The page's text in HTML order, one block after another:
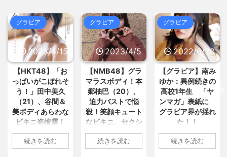
【謎】広末涼子さんが地上波にス
ピード復帰できる理由、誰にも分... /
おまとめ : おすすめ NEW! (8/7 09:05)
ゲームの「荒らし行為」、その多
くは”誤解”と”自警行為”の連... / おま
とめ : おすすめ
NEW! (8/7 08:34)
友達「お前の彼女ブッサイク過ぎ
やろｗｗ」ワイ「だよなｗｗｗさ... /
おまとめ : おすすめ NEW! (8/7 08:07)
【信長の野望・新生】米問屋をど
ういう時にどこに建てるのかわか... /
(8/29 00:02)
安倍国葬たったの2.5億円に批判
09:53)
きゃりーぱみゅぱみゅ、本名をさ
らりと告白 芸名の由来も明かす /
5chまとめMAP(総合) NEW! (8/7
09:21)
【動画】
2万回 続編の望みが完
全に絶たれた不遇の名作6選 / 5chま
とめMAP(総合)
NEW! (8/7 09:15)
韓国人「韓国人の日本への好感度
が最高記録を達成した理由」 / 5chま
とめMAP(総合) NEW! (8/7 09:13)
米、10kg5,000円ｗｗｗｗｗｗ /
5chまとめMAP(総合) NEW!
海外「日本よ、お前がナンバーワ
ンだ」 熊本地震直後の日本の対... / に
グラビア
2023/4/5
【NMB48】グラ
マラスボディ！本
郷柚巴（20）、
迫力バストで悩
殺！笑顔キュート
なビキニ、セクシ
ーニット、ランジ
ェリー姿披露
続きを読む
グラビア
2022/6/20
【グラビア】南み
ゆか：異例続きの
高校1年生 「ヤ
ンマガ」表紙に
グラビア界が揺れ
た！！
1: 名無しさん
2022/06/20(月)
続きを読む
グラビア
2022/6/18
【速報です!!!】中
川翔子「写真集」
2位 8キロ減の
ランジェリーカッ
トほか「今まで以
上に攻めた」過去
最高に色っぽ
い“しょこたん”満
続きを読む